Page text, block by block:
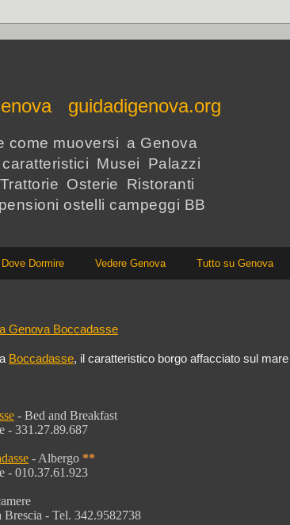
guidadigenova.org
come muoversi a Genova
caratteristici Musei Palazzi
Osterie Ristoranti
ostelli campeggi BB
Dove Dormire Vedere Genova Tutto su Genova
Genova Boccadasse
Boccadasse, il caratteristico borgo affacciato sul mare
- Bed and Breakfast
- 331.27.89.687
- Albergo **
- 010.37.61.923
Brescia - Tel. 342.9582738